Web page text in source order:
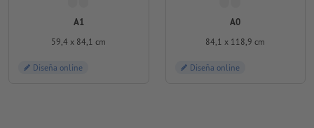
A1
59,4 x 84,1 cm
Diseña online
A0
84,1 x 118,9 cm
Diseña online